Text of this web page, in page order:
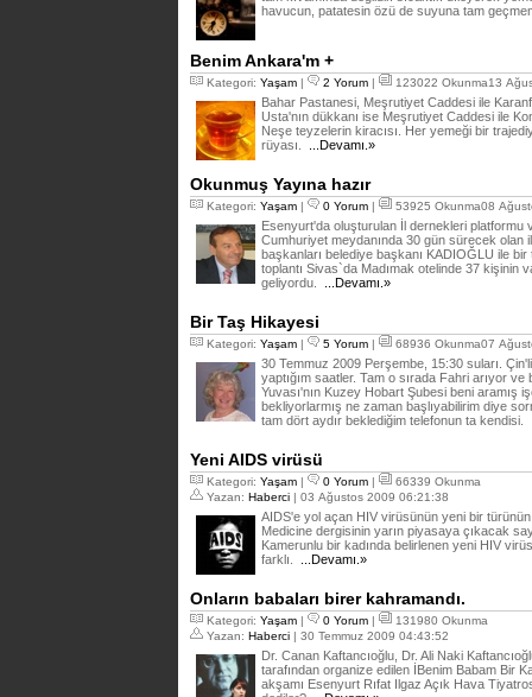
havucun, patatesin özü de suyuna tam
Benim Ankara'm +
Kategori: Yaşam | 2 Yorum | 123022 Okunma13
Bahar Pastanesi, Meşrutiyet Caddesi ile
Usta'nın dükkanı ise Meşrutiyet Caddesi ile
Neşe teyzelerin kiracısı. Her yemeği bir
rüyası.
...Devamı.»
Okunmuş Yayına hazır
Kategori: Yaşam | 0 Yorum | 53925 Okunma08
Esenyurt'da oluşturulan İl dernekleri platformu
Cumhuriyet meydanında 30 gün sürecek olan
başkanları belediye başkanı KADIOĞLU ile bir
toplantı Sivas`da Madımak otelinde 37 kişinin
geliyordu.
...Devamı.»
Bir Taş Hikayesi
Kategori: Yaşam | 5 Yorum | 68936 Okunma07
30 Temmuz 2009 Perşembe, 15:30 suları.
yaptığım saatler. Tam o sırada Fahri arıyor
Yuvası'nın Kuzey Hobart Şubesi beni aramış
bekliyorlarmış ne zaman başlıyabilirim diye
tam dört aydır beklediğim telefonun ta kendisi.
Yeni AIDS virüsü
Kategori: Yaşam | 0 Yorum |
66339 Okunma
Yazan: Haberci | 03 Ağustos 2009 06:21:38
AIDS'e yol açan HIV virüsünün yeni bir
Medicine dergisinin yarın piyasaya çıkacak
Kamerunlu bir kadında belirlenen yeni HIV
farklı.
...Devamı.»
Onların babaları birer kahramandı.
Kategori: Yaşam | 0 Yorum |
131980 Okunma
Yazan: Haberci | 30 Temmuz 2009 04:43:52
Dr. Canan Kaftancıoğlu, Dr. Ali Naki
tarafından organize edilen İBenim Babam Bir
akşamı Esenyurt Rıfat Ilgaz Açık Hava